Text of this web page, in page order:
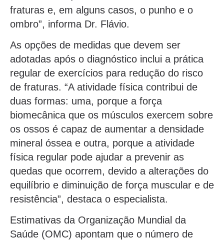
fraturas e, em alguns casos, o punho e o
ombro”, informa Dr. Flávio.
As opções de medidas que devem ser
adotadas após o diagnóstico inclui a prática
regular de exercícios para redução do risco
de fraturas. “A atividade física contribui de
duas formas: uma, porque a força
biomecânica que os músculos exercem sobre
os ossos é capaz de aumentar a densidade
mineral óssea e outra, porque a atividade
física regular pode ajudar a prevenir as
quedas que ocorrem, devido a alterações do
equilíbrio e diminuição de força muscular e de
resistência”, destaca o especialista.
Estimativas da Organização Mundial da
Saúde (OMC) apontam que o número de